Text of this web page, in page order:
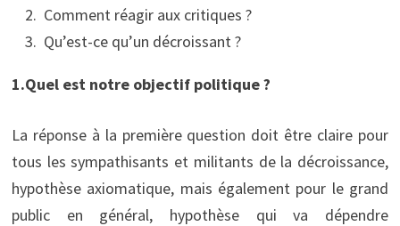
Comment réagir aux critiques ?
Qu’est-ce qu’un décroissant ?
1.Quel est notre objectif politique ?
La réponse à la première question doit être claire pour
tous les sympathisants et militants de la décroissance,
hypothèse axiomatique, mais également pour le grand
public en général, hypothèse qui va dépendre